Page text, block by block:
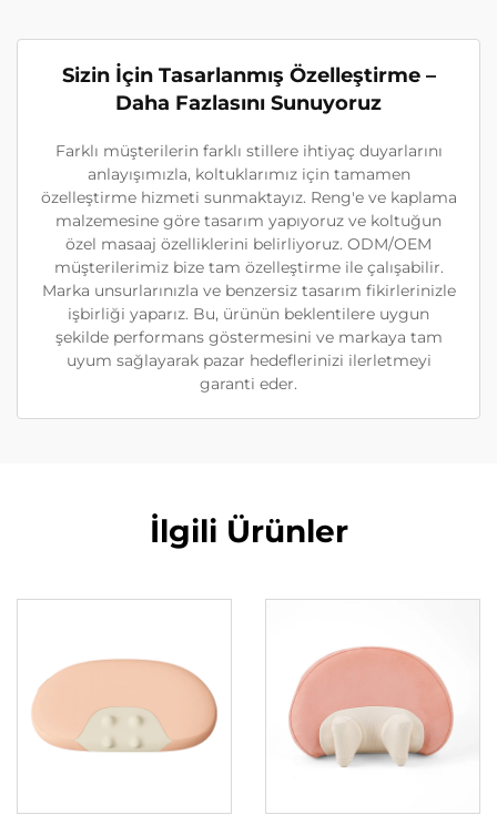
Sizin İçin Tasarlanmış Özelleştirme –
Daha Fazlasını Sunuyoruz
Farklı müşterilerin farklı stillere ihtiyaç duyarlarını
anlayışımızla, koltuklarımız için tamamen
özelleştirme hizmeti sunmaktayız. Reng'e ve kaplama
malzemesine göre tasarım yapıyoruz ve koltuğun
özel masaaj özelliklerini belirliyoruz. ODM/OEM
müşterilerimiz bize tam özelleştirme ile çalışabilir.
Marka unsurlarınızla ve benzersiz tasarım fikirlerinizle
işbirliği yaparız. Bu, ürünün beklentilere uygun
şekilde performans göstermesini ve markaya tam
uyum sağlayarak pazar hedeflerinizi ilerletmeyi
garanti eder.
İlgili Ürünler